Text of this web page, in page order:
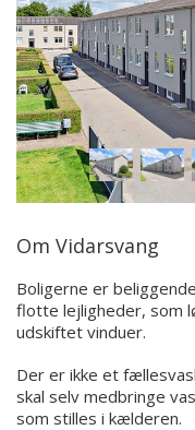
Om Vidarsvang
Boligerne er
flotte lejligheder, som
udskiftet vinduer.
Der er ikke et
skal selv medbringe
som stilles i kælderen.